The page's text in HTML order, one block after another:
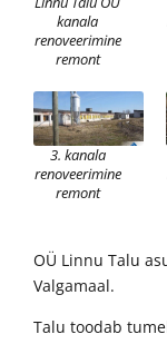
kanala
renoveerimine
remont
3. kanala
renoveerimine
remont
OÜ Linnu Talu
Valgamaal.
Talu toodab